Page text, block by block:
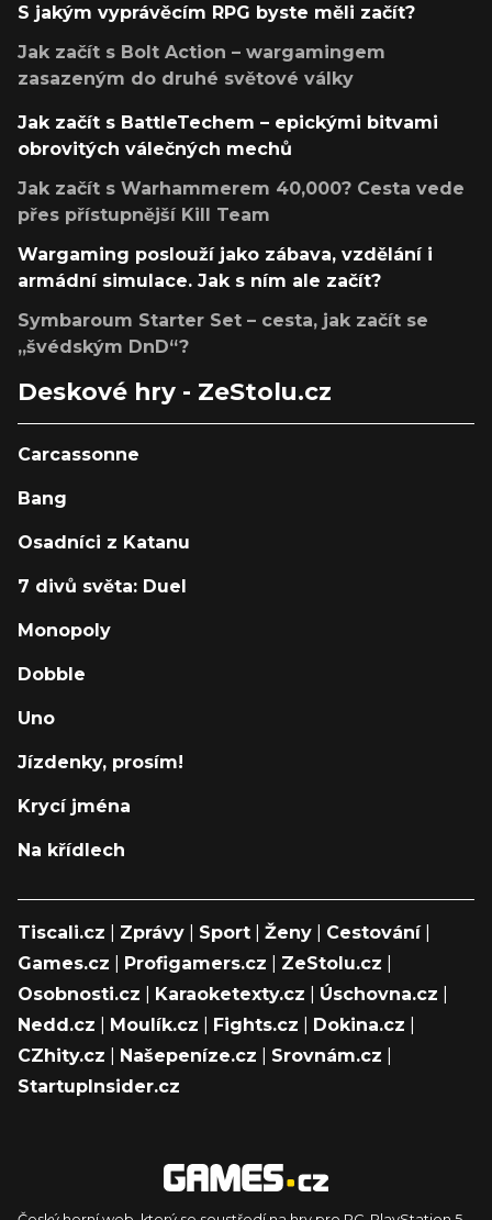
S jakým vyprávěcím RPG byste měli začít?
Jak začít s Bolt Action – wargamingem
zasazeným do druhé světové války
Jak začít s BattleTechem – epickými bitvami
obrovitých válečných mechů
Jak začít s Warhammerem 40,000? Cesta vede
přes přístupnější Kill Team
Wargaming poslouží jako zábava, vzdělání i
armádní simulace. Jak s ním ale začít?
Symbaroum Starter Set – cesta, jak začít se
„švédským DnD“?
Deskové hry - ZeStolu.cz
Carcassonne
Bang
Osadníci z Katanu
7 divů světa: Duel
Monopoly
Dobble
Uno
Jízdenky, prosím!
Krycí jména
Na křídlech
Tiscali.cz Zprávy Sport Ženy Cestování|
Games.cz
Profigamers.cz ZeStolu.cz
Osobnosti.cz
Karaoketexty.cz Úschovna.cz
Nedd.cz
Moulík.cz Fights.cz Dokina.cz
CZhity.cz
Našepeníze.cz Srovnám.cz
StartupInsider.cz